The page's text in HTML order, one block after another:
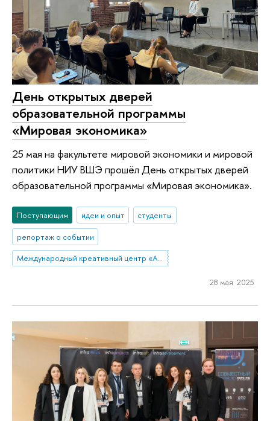
День открытых дверей
образовательной программы
«Мировая экономика»
25 мая на факультете мировой экономики и мировой
политики НИУ ВШЭ прошёл День открытых дверей
образовательной программы «Мировая экономика».
Поступающим идеи и опыт
студенты
репортаж о событии
Международный креативный центр «Абитуриент. Студент. Выпускник»
28 мая 2025